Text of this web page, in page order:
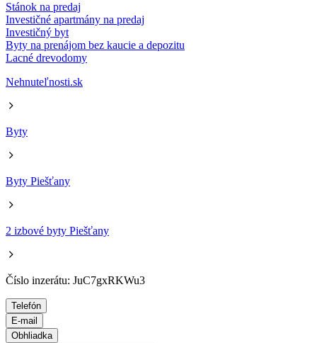
Stánok na predaj
Investičné apartmány na predaj
Investičný byt
Byty na prenájom bez kaucie a depozitu
Lacné drevodomy
Nehnuteľnosti.sk
Byty
Byty Piešťany
2 izbové byty Piešťany
Číslo inzerátu: JuC7gxRKWu3
Telefón
E-mail
Obhliadka